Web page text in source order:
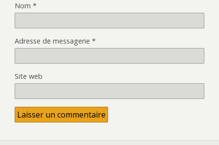
Nom *
Adresse de messagerie *
Site web